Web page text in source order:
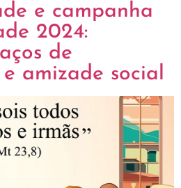
e campanha
2024:
de
amizade social